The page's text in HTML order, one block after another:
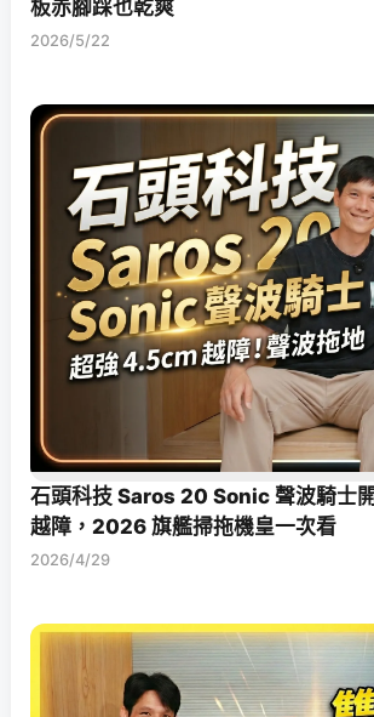
板赤腳踩也乾爽
2026/5/22
石頭科技 Saros 20 Sonic 聲波騎士
越障，2026 旗艦掃拖機皇一次看
2026/4/29